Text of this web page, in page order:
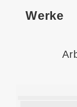
Werke